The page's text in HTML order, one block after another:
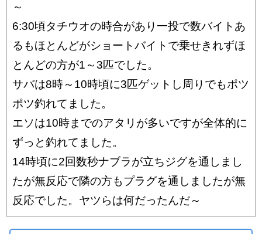
～
6:30頃タチウオの時合があり一投で数バイトあ
るもほとんどがショートバイトで乗せきれずほ
とんどの方が1～3匹でした。
サバは8時～10時頃に3匹ゲットし周りでもポツ
ポツ釣れてました。
エソは10時までのアタリが多いですが全体的に
ずっと釣れてました。
14時頃に2回数秒ナブラが立ちジグを通しまし
たが無反応で隣の方もプラグを通しましたが無
反応でした。ヤツらは何だったんだ～